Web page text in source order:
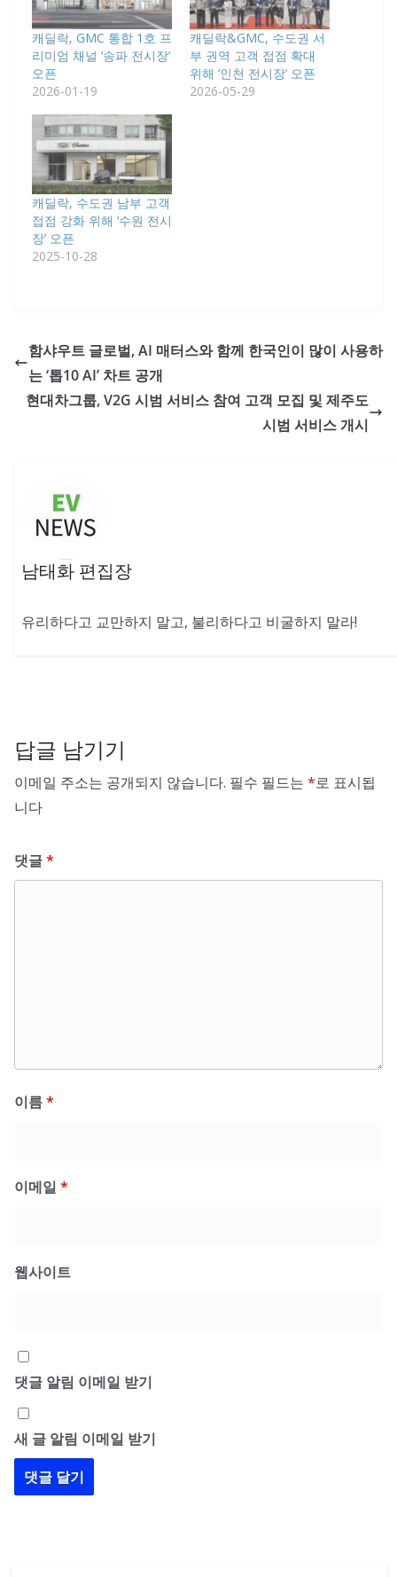
캐딜락, GMC 통합 1호 프
리미엄 채널 ‘송파 전시장’
오픈
2026-01-19
캐딜락&GMC, 수도권 서
부 권역 고객 접점 확대
위해 ‘인천 전시장’ 오픈
2026-05-29
캐딜락, 수도권 남부 고객
접점 강화 위해 ‘수원 전시
장’ 오픈
2025-10-28
함샤우트 글로벌, AI 매터스와 함께 한국인이 많이 사용하
는 ‘톱10 AI’ 차트 공개
현대차그룹, V2G 시범 서비스 참여 고객 모집 및 제주도
시범 서비스 개시
남태화 편집장
유리하다고 교만하지 말고, 불리하다고 비굴하지 말라!
답글 남기기
이메일 주소는 공개되지 않습니다. 필수 필드는 *로 표시됩
니다
댓글*
이름*
이메일 *
웹사이트
댓글 알림 이메일 받기
새 글 알림 이메일 받기